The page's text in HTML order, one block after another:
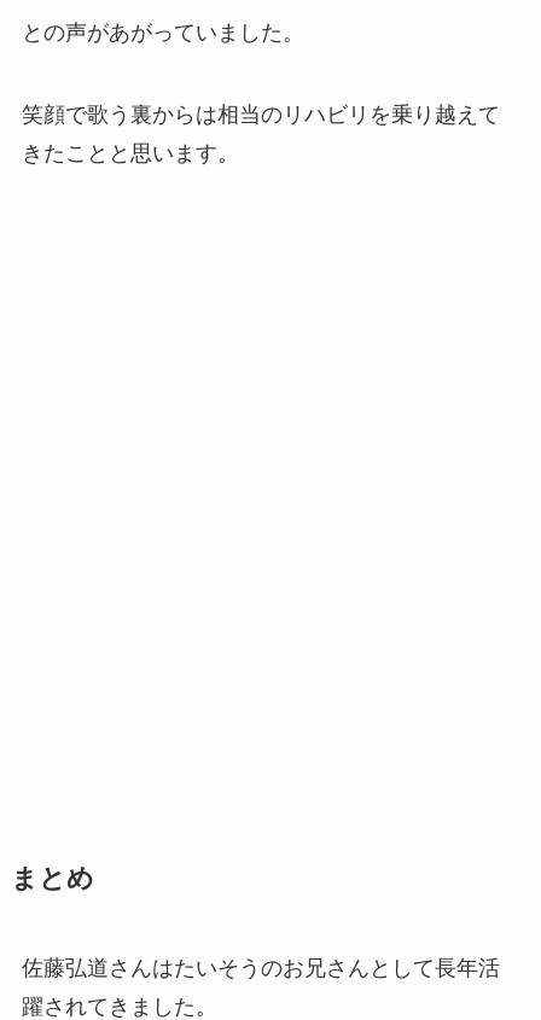
との声があがっていました。
笑顔で歌う裏からは相当のリハビリを乗り越えて
きたことと思います。
まとめ
佐藤弘道さんはたいそうのお兄さんとして長年活
躍されてきました。